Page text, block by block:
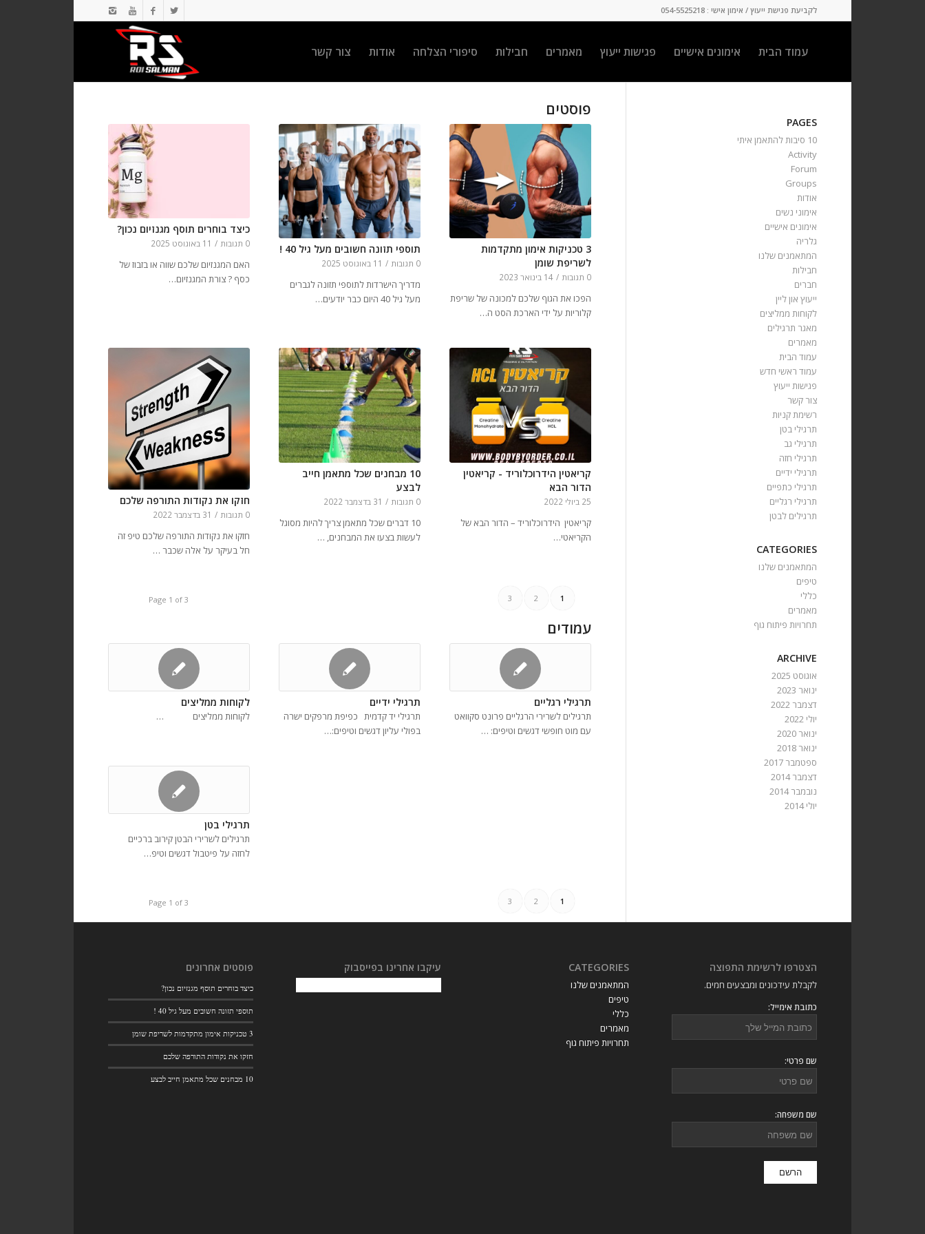
לקביעת פגישת ייעוץ / אימון אישי : 054-5525218
עמוד הבית אימונים אישיים פגישות ייעוץ מאמרים חבילות סיפורי הצלחה אודות צור קשר
פוסטים
כיצד בוחרים תוסף מגנזיום נכון?
0 תגובות / 11 באוגוסט 2025
האם המגנזיום שלכם שווה או בזבוז של
כסף ? צורת המגנזיום…
תוספי תזונה חשובים מעל גיל 40 !
0 תגובות / 11 באוגוסט 2025
מדריך הישרדות לתוספי תזונה לגברים
מעל גיל 40 היום כבר יודעים…
3 טכניקות אימון מתקדמות
לשריפת שומן
0 תגובות / 14 בינואר 2023
הפכו את הגוף שלכם למכונה של שריפת
קלוריות על ידי הארכת הסט ה…
חזקו את נקודות התורפה שלכם
0 תגובות / 31 בדצמבר 2022
חזקו את נקודות התורפה שלכם טיפ זה
חל בעיקר על אלה שכבר …
10 מבחנים שכל מתאמן חייב
לבצע
0 תגובות / 31 בדצמבר 2022
10 דברים שכל מתאמן צריך להיות מסוגל
לעשות בצעו את המבחנים, …
קריאטין הידרוכלוריד - קריאטין
הדור הבא
25 ביולי 2022
קריאטין הידרוכלוריד – הדור הבא של
הקריאטי…
Page 1 of 3 1
2
3
עמודים
לקוחות ממליצים
לקוחות ממליצים …
תרגילי ידיים
תרגילי יד קדמית כפיפת מרפקים ישרה
בפולי עליון דגשים וטיפים:…
תרגילי רגליים
תרגילים לשרירי הרגליים פרונט סקוואט
עם מוט חופשי דגשים וטיפים: …
תרגילי בטן
תרגילים לשרירי הבטן קירוב ברכיים
לחזה על פיטבול דגשים וטיפ…
Page 1 of 3 1
2
3
PAGES
10 סיבות להתאמן איתי
Activity
Forum
Groups
אודות
אימוני נשים
אימונים אישיים
גלריה
המתאמנים שלנו
חבילות
חברים
ייעוץ און ליין
לקוחות ממליצים
מאגר תרגילים
מאמרים
עמוד הבית
עמוד ראשי חדש
פגישות ייעוץ
צור קשר
רשימת קניות
תרגילי בטן
תרגילי גב
תרגילי חזה
תרגילי ידיים
תרגילי כתפיים
תרגילי רגליים
תרגילים לבטן
CATEGORIES
המתאמנים שלנו
טיפים
כללי
מאמרים
תחרויות פיתוח גוף
ARCHIVE
אוגוסט 2025
ינואר 2023
דצמבר 2022
יולי 2022
ינואר 2020
ינואר 2018
ספטמבר 2017
דצמבר 2014
נובמבר 2014
יולי 2014
פוסטים אחרונים
כיצד בוחרים תוסף מגנזיום נכון?
תוספי תזונה חשובים מעל גיל 40 !
3 טכניקות אימון מתקדמות לשריפת שומן
חזקו את נקודות התורפה שלכם
10 מבחנים שכל מתאמן חייב לבצע
עיקבו אחרינו בפייסבוק CATEGORIES
המתאמנים שלנו
טיפים
כללי
מאמרים
תחרויות פיתוח גוף
הצטרפו לרשימת התפוצה
לקבלת עידכונים ומבצעים חמים.
כתובת אימייל:
שם פרטי:
שם משפחה: